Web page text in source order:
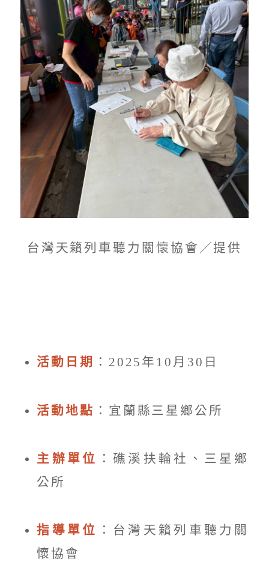
台灣天籟列車聽力關懷協會／提供
活動日期 ：2025年10月30日
活動地點 ：宜蘭縣三星鄉公所
主辦單位
：礁溪扶輪社、三星鄉
公所
指導單位
：台灣天籟列車聽力關
懷協會